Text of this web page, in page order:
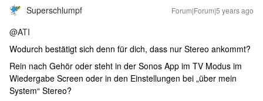
Superschlumpf Forum|Forum|5 years ago
@ATI
Wodurch bestätigt sich denn für dich, dass nur Stereo ankommt?
Rein nach Gehör oder steht in der Sonos App im TV Modus im
Wiedergabe Screen oder in den Einstellungen bei „über mein
System“ Stereo?